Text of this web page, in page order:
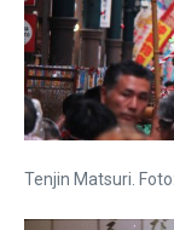
Tenjin Matsuri. Foto: